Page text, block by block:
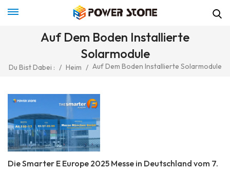
Auf Dem Boden Installierte
Solarmodule
Du Bist Dabei : / Heim / Auf Dem Boden Installierte Solarmodule
Die Smarter E Europe 2025 Messe in Deutschland vom 7.